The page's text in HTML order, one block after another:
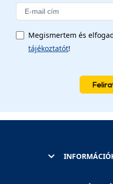
Megismertem és
tájékoztatót!